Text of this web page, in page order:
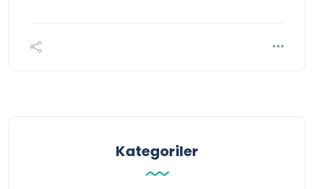
Kategoriler